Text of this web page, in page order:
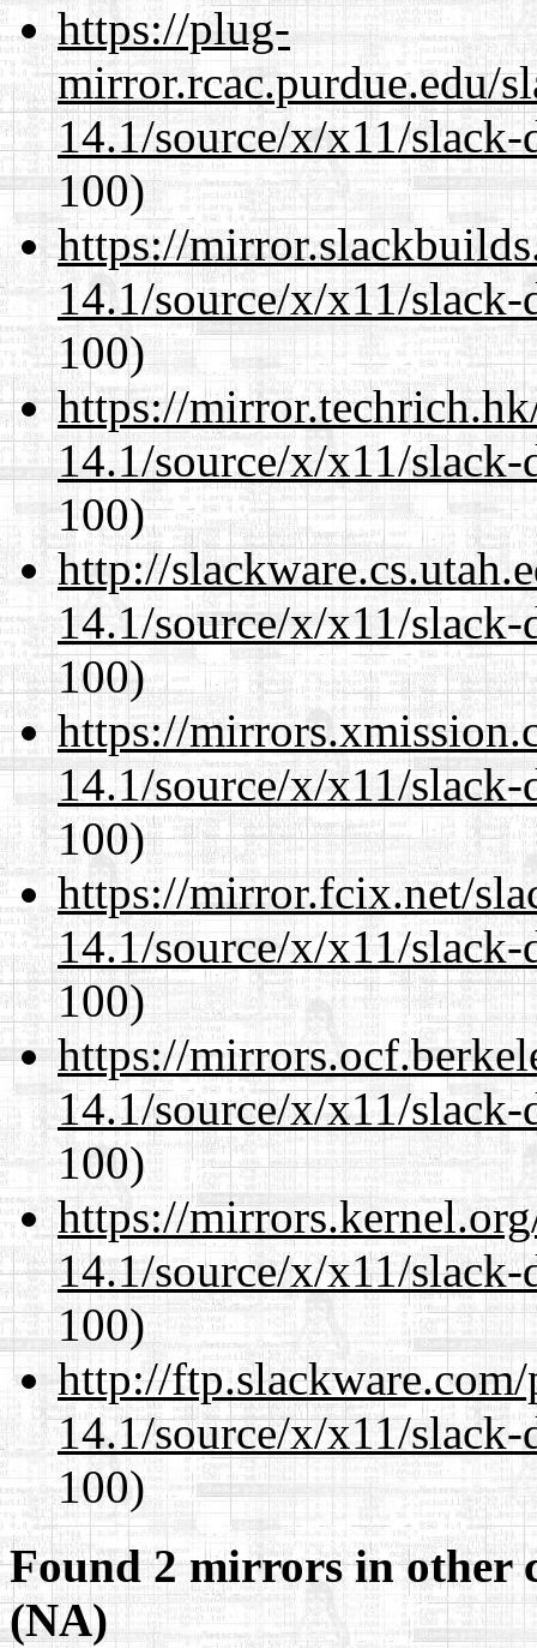
https://plug-
mirror.rcac.purdue.edu/
14.1/source/x/x11/
100)
https://
14.1/source/x/x11/
100)
https://
14.1/source/x/x11/
100)
http://
14.1/source/x/x11/
100)
https://
14.1/source/x/x11/
100)
https://mirror.fcix.net/
14.1/source/x/x11/
100)
https://
14.1/source/x/x11/
100)
https://
14.1/source/x/x11/
100)
http://
14.1/source/x/x11/
100)
Found 2 mirrors in other
(NA)